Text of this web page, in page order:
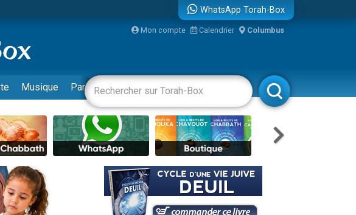
appartement insalubre
le Birkat Hamazone à travers le temps
WhatsApp Torah-Box
Mon compte Calendrier Columbus
Musique Paracha Divertissements Livres Rabbanim